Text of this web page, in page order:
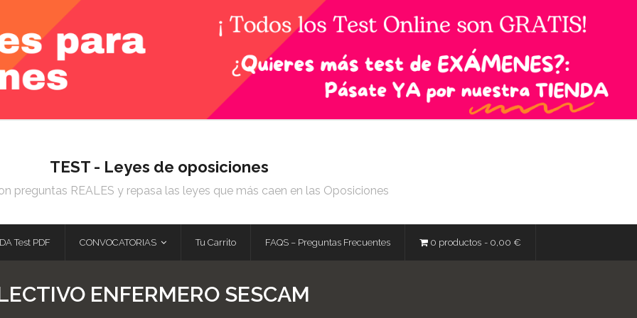
TEST - Leyes de oposiciones
preguntas REALES y repasa las leyes que más caen en las Oposiciones
Test PDF CONVOCATORIAS Tu Carrito FAQS – Preguntas Frecuentes 0 productos 0,00 €
ENFERMERO SESCAM